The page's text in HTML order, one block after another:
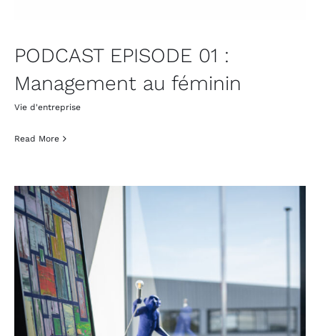
PODCAST EPISODE 01 :
Management au féminin
Vie d'entreprise
Read More